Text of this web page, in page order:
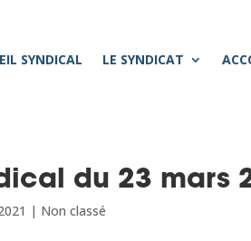
SYNDICAL LE SYNDICAT
du 23 mars
| Non classé